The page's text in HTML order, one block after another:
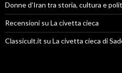
Donne d’Iran tra storia, cultura e
Recensioni su La civetta cieca
Classicult.it su La civetta cieca di